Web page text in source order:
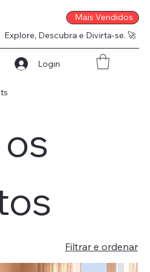
Explore, Descubra e Divirta-se. 🚀
Mais Vendidos
Login
Filtrar e ordenar